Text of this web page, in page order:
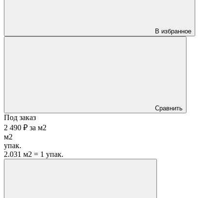
В избранное
Сравнить
Под заказ
2 490 ₽ за м2
м2
упак.
2.031 м2 = 1 упак.